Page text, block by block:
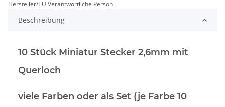
Hersteller/EU Verantwortliche Person
Beschreibung
10 Stück Miniatur Stecker 2,6mm mit
Querloch
viele Farben oder als Set (je Farbe 10